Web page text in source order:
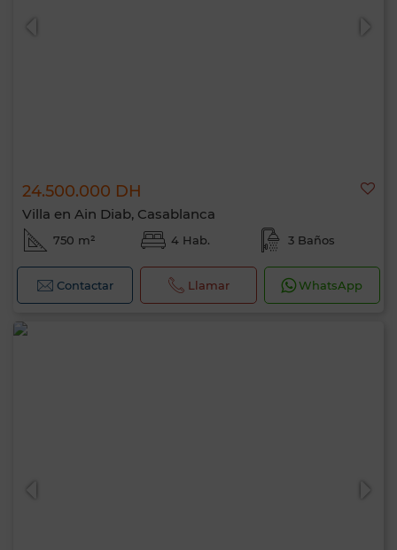
24.500.000 DH
Villa en Ain Diab, Casablanca
750 m² 4 Hab. 3 Baños
Contactar Llamar WhatsApp